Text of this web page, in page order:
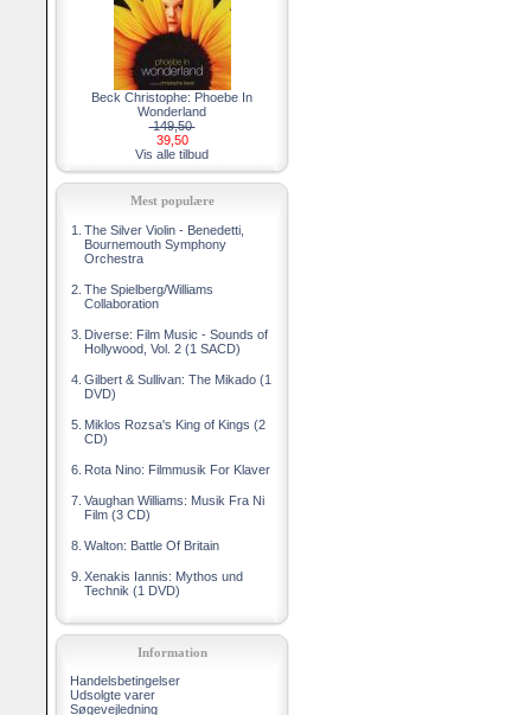
Beck Christophe: Phoebe In
Wonderland
149,50
39,50
Vis alle tilbud
Mest populære
1. The Silver Violin - Benedetti,
Bournemouth Symphony
Orchestra
2. The Spielberg/Williams
Collaboration
3. Diverse: Film Music - Sounds of
Hollywood, Vol. 2 (1 SACD)
4. Gilbert & Sullivan: The Mikado (1
DVD)
5. Miklos Rozsa's King of Kings (2
CD)
6. Rota Nino: Filmmusik For Klaver
7. Vaughan Williams: Musik Fra Ni
Film (3 CD)
8. Walton: Battle Of Britain
9. Xenakis Iannis: Mythos und
Technik (1 DVD)
Information
Handelsbetingelser
Udsolgte varer
Søgevejledning